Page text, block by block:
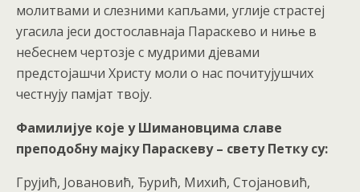
молитвами и слезними капљами, углије страстеј
угасила јеси достославнаја Параскево и ниње в
небеснем чертозје с мудрими дјевами
предстојашчи Христу моли о нас почитујушчих
честнују памјат твоју.
Фамилијуе које у Шимановцима славе
преподобну мајку Параскеву – свету Петку су:
Грујић, Јовановић, Ђурић, Михић, Стојановић,